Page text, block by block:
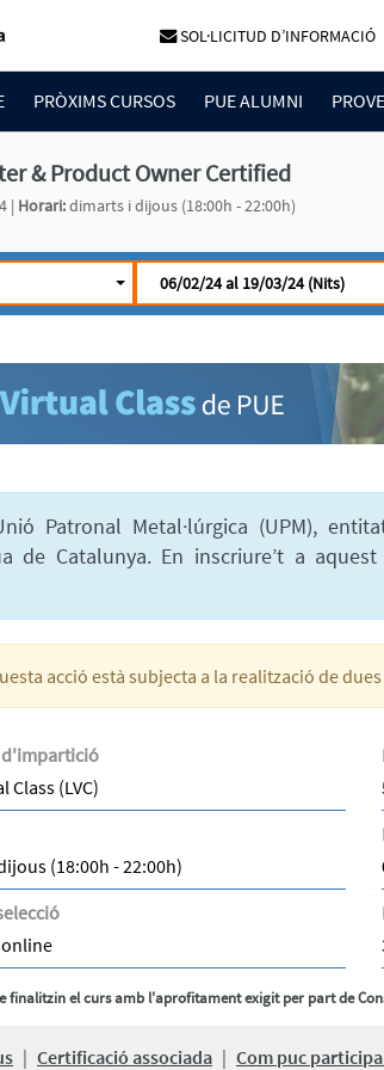
SOL·LICITUD D’INFORMACIÓ
PRÒXIMS CURSOS PUE ALUMNI
& Product Owner Certified
| Horari:dimarts i dijous (18:00h - 22:00h)
06/02/24 al 19/03/24 (Nits)
Patronal Metal·lúrgica (UPM),
de Catalunya. En inscriure’t a
acció està subjecta a la realització de
Class (LVC)
(18:00h - 22:00h)
finalitzin el curs amb l'aprofitament exigit per part de
| Certificació associada | Com puc